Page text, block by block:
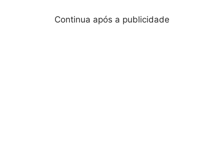
Continua após a publicidade